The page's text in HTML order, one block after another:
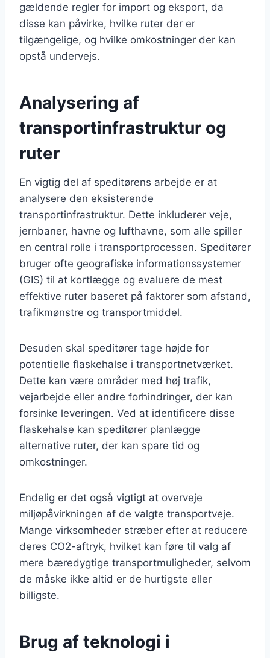
gældende regler for import og eksport, da
disse kan påvirke, hvilke ruter der er
tilgængelige, og hvilke omkostninger der kan
opstå undervejs.
Analysering af
transportinfrastruktur og
ruter
En vigtig del af speditørens arbejde er at
analysere den eksisterende
transportinfrastruktur. Dette inkluderer veje,
jernbaner, havne og lufthavne, som alle spiller
en central rolle i transportprocessen. Speditører
bruger ofte geografiske informationssystemer
(GIS) til at kortlægge og evaluere de mest
effektive ruter baseret på faktorer som afstand,
trafikmønstre og transportmiddel.
Desuden skal speditører tage højde for
potentielle flaskehalse i transportnetværket.
Dette kan være områder med høj trafik,
vejarbejde eller andre forhindringer, der kan
forsinke leveringen. Ved at identificere disse
flaskehalse kan speditører planlægge
alternative ruter, der kan spare tid og
omkostninger.
Endelig er det også vigtigt at overveje
miljøpåvirkningen af de valgte transportveje.
Mange virksomheder stræber efter at reducere
deres CO2-aftryk, hvilket kan føre til valg af
mere bæredygtige transportmuligheder, selvom
de måske ikke altid er de hurtigste eller
billigste.
Brug af teknologi i